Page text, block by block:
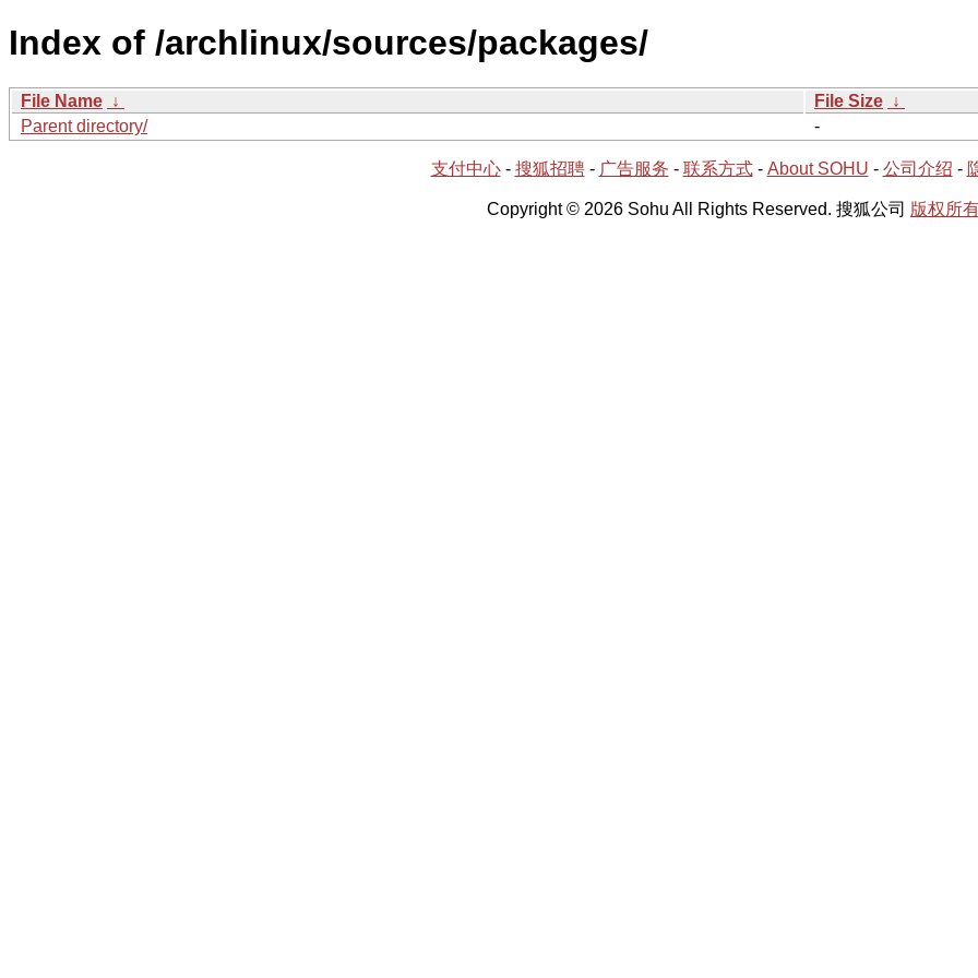
Index of /archlinux/sources/packages/
File Name ↓ File Size ↓
Parent directory/
-
支付中心- 搜狐招聘- 广告服务 - 联系方式- About SOHU - 公司介绍 -
Copyright © 2026 Sohu All Rights Reserved. 搜狐公司 版权所